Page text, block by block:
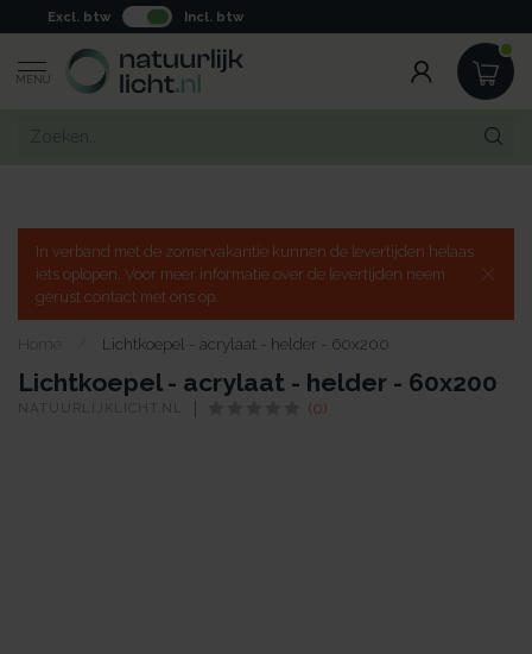
Excl. btw Incl. btw
MENU
In verband met de zomervakantie kunnen de levertijden helaas
iets oplopen. Voor meer informatie over de levertijden neem
gerust contact met ons op.
Home Lichtkoepel - acrylaat - helder - 60x200
Lichtkoepel - acrylaat - helder - 60x200
NATUURLIJKLICHT.NL (0)